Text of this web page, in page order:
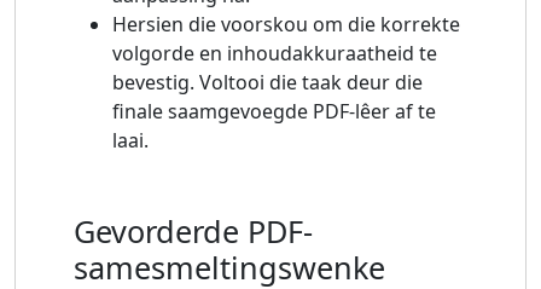
Hersien die voorskou om die korrekte
volgorde en inhoudakkuraatheid te
bevestig. Voltooi die taak deur die
finale saamgevoegde PDF-lêer af te
laai.
Gevorderde PDF-
samesmeltingswenke